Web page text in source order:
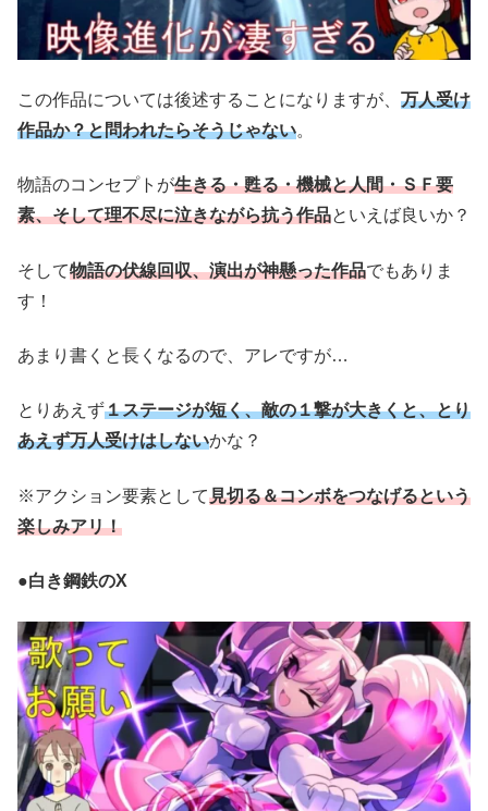
この作品については後述することになりますが、 万人受け
作品か？と問われたらそうじゃない。
物語のコンセプトが生きる・甦る・機械と人間・ＳＦ要
素、そして理不尽に泣きながら抗う作品といえば良いか？
そして物語の伏線回収、演出が神懸った作品でもありま
す！
あまり書くと長くなるので、アレですが…
とりあえず１ステージが短く、敵の１撃が大きくと、とり
あえず万人受けはしないかな？
※アクション要素として見切る＆コンボをつなげるという
楽しみアリ！
●白き鋼鉄のX